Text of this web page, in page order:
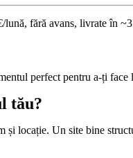
lună, fără avans, livrate
perfect pentru a-ți
tău?
și locație. Un site bine